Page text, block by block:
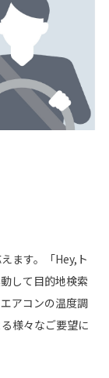
ます。「Hey,ト
して目的地検索
アコンの温度調
様々なご要望に